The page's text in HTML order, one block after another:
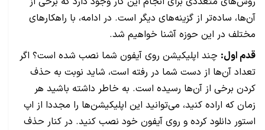
آن‌ها، ساده‌تر از گزینه‌های دیگر است. در ادامه، با راهکارهای
مختلف در این حوزه آشنا خواهیم شد.
قدم اول: چند اپلیکیشن روی آیفون شما نصب شده است؟ اگر
تعداد آن‌ها از دست شما در رفته است، شاید نوبت به حذف
کردن برخی از آن‌ها رسیده است. به خاطر داشته باشید هر
زمان که اراده کنید، می‌توانید این اپلیکیشن‌ها را مجددا از اپ
استور دانلود کرده و روی آیفون خود نصب کنید. در کنار حذف